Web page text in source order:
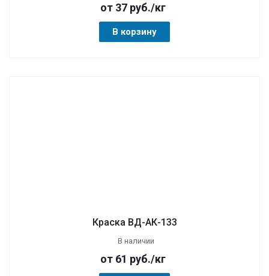
от 37 руб./кг
В корзину
Краска ВД-АК-133
В наличии
от 61 руб./кг